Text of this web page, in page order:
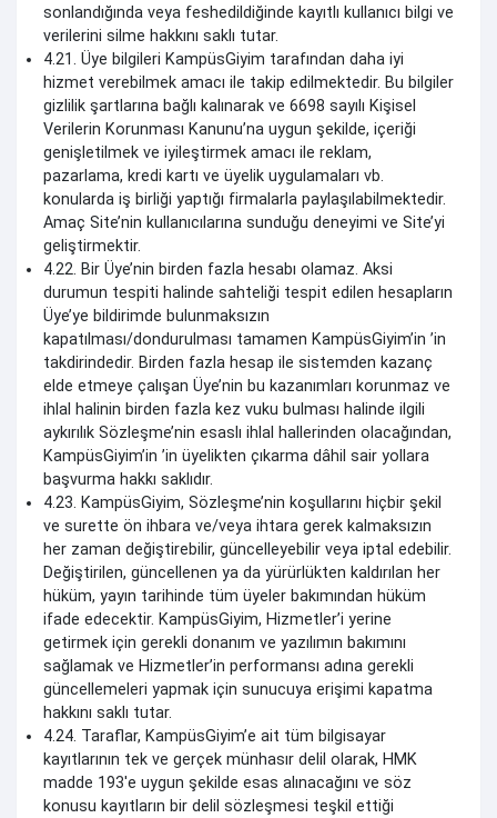
sonlandığında veya feshedildiğinde kayıtlı kullanıcı bilgi ve
verilerini silme hakkını saklı tutar.
4.21. Üye bilgileri KampüsGiyim tarafından daha iyi
hizmet verebilmek amacı ile takip edilmektedir. Bu bilgiler
gizlilik şartlarına bağlı kalınarak ve 6698 sayılı Kişisel
Verilerin Korunması Kanunu’na uygun şekilde, içeriği
genişletilmek ve iyileştirmek amacı ile reklam,
pazarlama, kredi kartı ve üyelik uygulamaları vb.
konularda iş birliği yaptığı firmalarla paylaşılabilmektedir.
Amaç Site’nin kullanıcılarına sunduğu deneyimi ve Site’yi
geliştirmektir.
4.22. Bir Üye’nin birden fazla hesabı olamaz. Aksi
durumun tespiti halinde sahteliği tespit edilen hesapların
Üye’ye bildirimde bulunmaksızın
kapatılması/dondurulması tamamen KampüsGiyim’in ’in
takdirindedir. Birden fazla hesap ile sistemden kazanç
elde etmeye çalışan Üye’nin bu kazanımları korunmaz ve
ihlal halinin birden fazla kez vuku bulması halinde ilgili
aykırılık Sözleşme’nin esaslı ihlal hallerinden olacağından,
KampüsGiyim’in ’in üyelikten çıkarma dâhil sair yollara
başvurma hakkı saklıdır.
4.23. KampüsGiyim, Sözleşme’nin koşullarını hiçbir şekil
ve surette ön ihbara ve/veya ihtara gerek kalmaksızın
her zaman değiştirebilir, güncelleyebilir veya iptal edebilir.
Değiştirilen, güncellenen ya da yürürlükten kaldırılan her
hüküm, yayın tarihinde tüm üyeler bakımından hüküm
ifade edecektir. KampüsGiyim, Hizmetler’i yerine
getirmek için gerekli donanım ve yazılımın bakımını
sağlamak ve Hizmetler’in performansı adına gerekli
güncellemeleri yapmak için sunucuya erişimi kapatma
hakkını saklı tutar.
4.24. Taraflar, KampüsGiyim’e ait tüm bilgisayar
kayıtlarının tek ve gerçek münhasır delil olarak, HMK
madde 193'e uygun şekilde esas alınacağını ve söz
konusu kayıtların bir delil sözleşmesi teşkil ettiği